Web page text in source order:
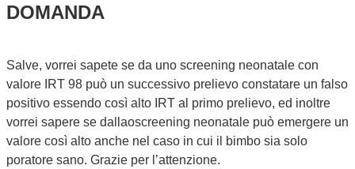
DOMANDA
Salve, vorrei sapete se da uno screening neonatale con
valore IRT 98 può un successivo prelievo constatare un falso
positivo essendo così alto IRT al primo prelievo, ed inoltre
vorrei sapere se dallaoscreening neonatale può emergere un
valore così alto anche nel caso in cui il bimbo sia solo
poratore sano. Grazie per l’attenzione.